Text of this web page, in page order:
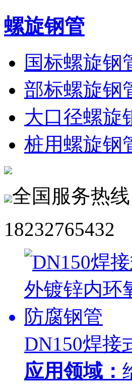
螺旋钢管
国标螺旋钢
部标螺旋钢
大口径螺旋
桩用螺旋钢
全国服务热线
18232765432
DN150焊接
应用领域：